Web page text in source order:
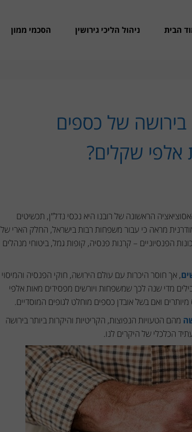
הבית ניהול הליכי גירושין הסכמי ממון
בירושה של כספים
אלפי שקלים?
הראשונה של רובנו היא נכסי נדל"ן, תכשיטים
מראה כי עבור משפחות רבות בישראל, החלק הארי של
הפנסיוניים – קרנות פנסיה, קופות גמל, ביטוחי מנהלים
, אך חוסר היכרות עם עולם הירושה, חוקי הפנסיה והמיסוי
מדי שנה לכך שמשפחות ויורשים מפסידים מאות אלפי
ואם בשל אובדן כספים מוחלט לגופים המוסדיים.
מהם הטעויות הנפוצות, הקריטיות והיקרות ביותר בירושה
הכלכלי של היקרים לנו.